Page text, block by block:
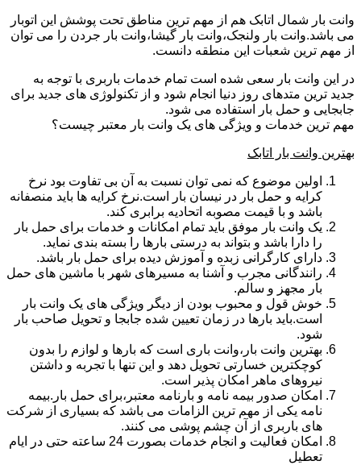
وانت بار شمال اتابک هم از مهم ترین مناطق تحت پوشش این اتوبار
می باشد.وانت بار ولنجک،وانت بار گیشا،وانت بار جردن را می توان
از مهم ترین شعبات این منطقه دانست.
در این وانت بار سعی شده است تمام خدمات باربری با توجه به
جدید ترین متدهای روز دنیا انجام شود و از تکنولوژی های جدید برای
جابجایی و حمل بار استفاده می شود.
مهم ترین خدمات و ویژگی های یک وانت بار معتبر چیست؟
بهترین وانت بار اتابک
اولین موضوع که نمی توان نسبت به آن بی تفاوت بود نرخ
کرایه و حمل بار در نیسان بار است.نرخ کرایه ها باید منصفانه
باشد و با قیمت مصوبه اتحادیه برابری کند.
یک وانت بار موفق باید تمام امکانات و خدمات برای حمل بار
را دارا باشد و بتواند به درستی بارها را بسته بندی نماید.
دارای کارگرانی زبده و آموزش دیده برای حمل بار باشد.
رانندگانی مجرب و آشنا به مسیرهای شهر با ماشین های حمل
بار مجهز و سالم.
خوش قول و محبوب بودن از دیگر ویژگی های یک وانت بار
است.باید بارها در زمان تعیین شده جابجا و تحویل صاحب بار
شود.
بهترین وانت بار،وانت باری است که بارها و لوازم را بدون
کوچکترین خسارتی تحویل دهد و این تنها با تجربه و داشتن
نیروهای ماهر امکان پذیر است.
امکان صدور بیمه نامه و بارنامه معتبر،برای حمل بار.بیمه
نامه یکی از مهم ترین الزامات می باشد که بسیاری از شرکت
های باربری از آن چشم پوشی می کنند.
امکان فعالیت و انجام خدمات بصورت 24 ساعته حتی در ایام
تعطیل